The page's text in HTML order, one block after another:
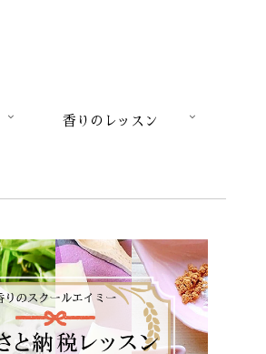
香りのレッスン